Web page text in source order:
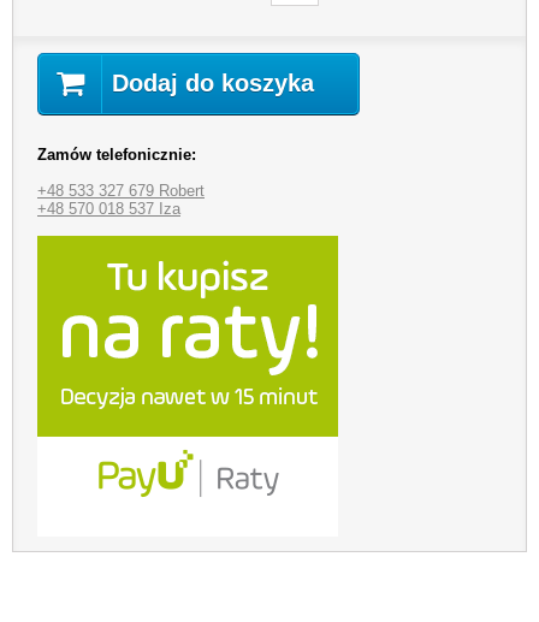
Dodaj do koszyka
Zamów telefonicznie:
+48 533 327 679 Robert
+48 570 018 537 Iza